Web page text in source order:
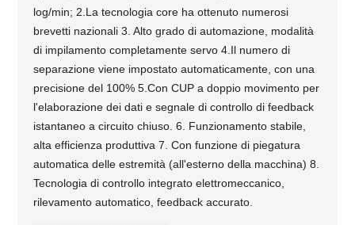
log/min; 2.La tecnologia core ha ottenuto numerosi
brevetti nazionali 3. Alto grado di automazione, modalità
di impilamento completamente servo 4.Il numero di
separazione viene impostato automaticamente, con una
precisione del 100% 5.Con CUP a doppio movimento per
l'elaborazione dei dati e segnale di controllo di feedback
istantaneo a circuito chiuso. 6. Funzionamento stabile,
alta efficienza produttiva 7. Con funzione di piegatura
automatica delle estremità (all'esterno della macchina) 8.
Tecnologia di controllo integrato elettromeccanico,
rilevamento automatico, feedback accurato.